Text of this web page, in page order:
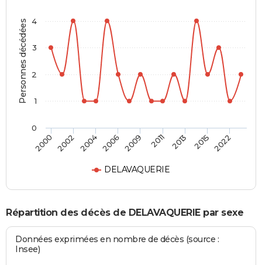
Personnes décédées
DELAVAQUERIE
2000 2002 2004 2006 2009 2011 2013 2015 2022
0
1
2
3
4
Répartition des décès de DELAVAQUERIE par sexe
Données exprimées en nombre de décès (source :
Insee)